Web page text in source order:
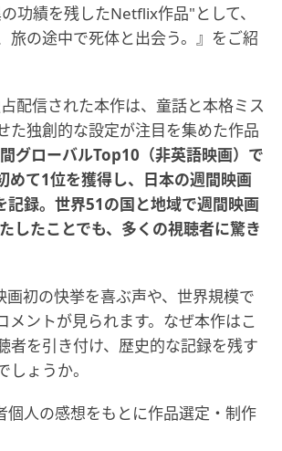
功績を残したNetflix作品"として、
旅の途中で死体と出会う。』をご紹
配信された本作は、童話と本格ミス
た独創的な設定が注目を集めた作品
グローバルTop10（非英語映画）で
めて1位を獲得し、日本の週間映画
記録。世界51の国と地域で週間映画
したことでも、多くの視聴者に驚き
画初の快挙を喜ぶ声や、世界規模で
メントが見られます。なぜ本作はこ
者を引き付け、歴史的な記録を残す
しょうか。
人の感想をもとに作品選定・制作